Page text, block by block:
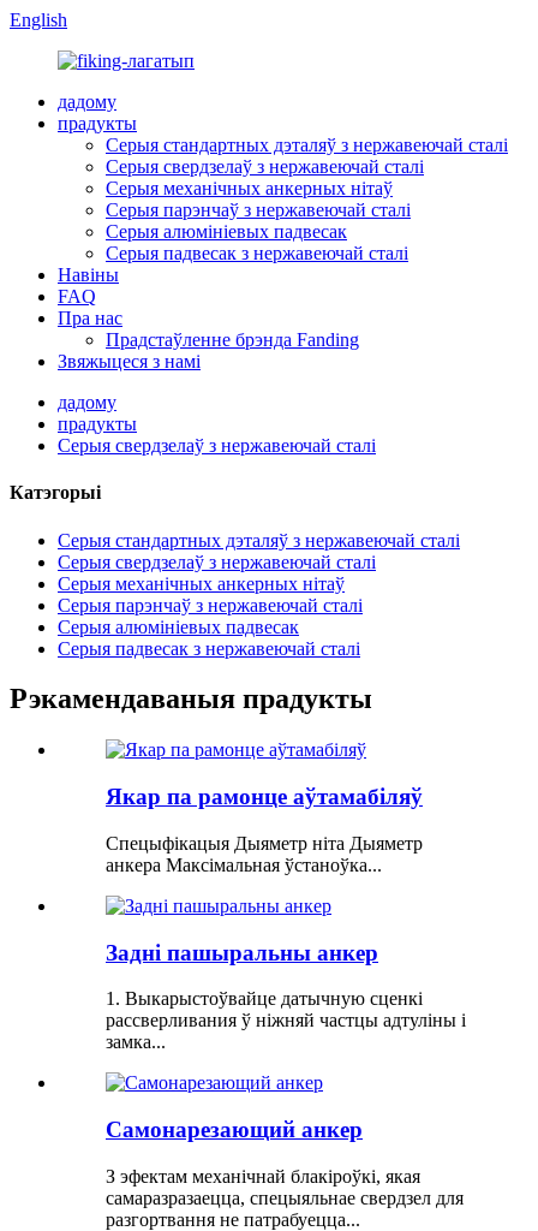
English
дадому
прадукты
Серыя стандартных дэталяў з нержавеючай сталі
Серыя свердзелаў з нержавеючай сталі
Серыя механічных анкерных нітаў
Серыя парэнчаў з нержавеючай сталі
Серыя алюмініевых падвесак
Серыя падвесак з нержавеючай сталі
Навіны
FAQ
Пра нас
Прадстаўленне брэнда Fanding
Звяжыцеся з намі
дадому
прадукты
Серыя свердзелаў з нержавеючай сталі
Катэгорыі
Серыя стандартных дэталяў з нержавеючай сталі
Серыя свердзелаў з нержавеючай сталі
Серыя механічных анкерных нітаў
Серыя парэнчаў з нержавеючай сталі
Серыя алюмініевых падвесак
Серыя падвесак з нержавеючай сталі
Рэкамендаваныя прадукты
Якар па рамонце аўтамабіляў
Спецыфікацыя Дыяметр ніта Дыяметр
анкера Максімальная ўстаноўка...
Задні пашыральны анкер
1. Выкарыстоўвайце датычную сценкі
рассверливания ў ніжняй частцы адтуліны і
замка...
Самонарезающий анкер
З эфектам механічнай блакіроўкі, якая
самаразразаецца, спецыяльнае свердзел для
разгортвання не патрабуецца...